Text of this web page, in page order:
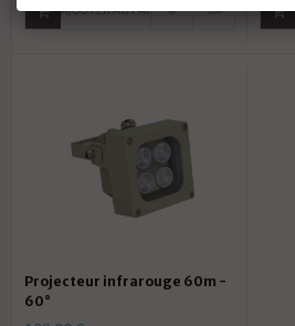
AJOUTER AU PANIER
Projecteur infrarouge 60m -
60°